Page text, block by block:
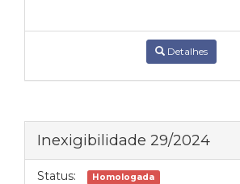
Detalhes
Inexigibilidade 29/2024
Status: Homologada